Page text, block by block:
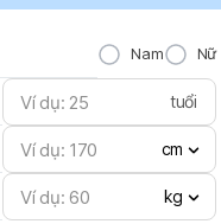
Nam Nữ
tuổi
cm
kg